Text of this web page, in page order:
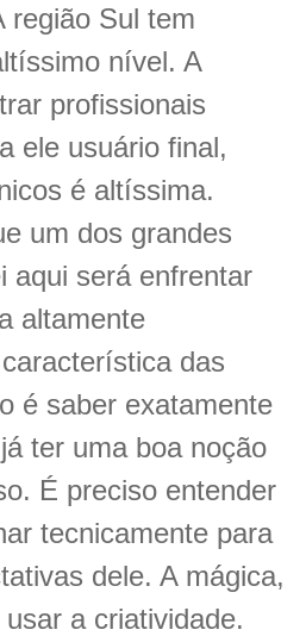
região Sul tem
nível. A
profissionais
ele usuário final,
é altíssima.
um dos grandes
aqui será enfrentar
altamente
das
é saber exatamente
ter uma boa noção
É preciso entender
tecnicamente para
dele. A mágica,
a criatividade.